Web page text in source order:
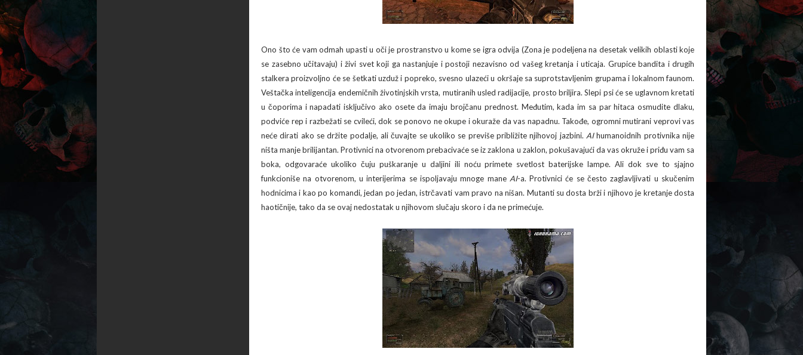
Ono što će vam odmah upasti u oči je prostranstvo u kome se igra odvija (Zona je podeljena na desetak velikih oblasti koje
se zasebno učitavaju) i živi svet koji ga nastanjuje i postoji nezavisno od vašeg kretanja i uticaja. Grupice bandita i drugih
stalkera proizvoljno će se šetkati uzduž i popreko, svesno ulazeći u okršaje sa suprotstavljenim grupama i lokalnom faunom.
Veštačka inteligencija endemičnih životinjskih vrsta, mutiranih usled radijacije, prosto briljira. Slepi psi će se uglavnom kretati
u čoporima i napadati isključivo ako osete da imaju brojčanu prednost. Međutim, kada im sa par hitaca osmudite dlaku,
podviće rep i razbežati se cvileći, dok se ponovo ne okupe i okuraže da vas napadnu. Takođe, ogromni mutirani veprovi vas
neće dirati ako se držite podalje, ali čuvajte se ukoliko se previše približite njihovoj jazbini. AIhumanoidnih protivnika nije
ništa manje brilijantan. Protivnici na otvorenom prebacivaće se iz zaklona u zaklon, pokušavajući da vas okruže i priđu vam sa
boka, odgovaraće ukoliko čuju puškaranje u daljini ili noću primete svetlost baterijske lampe. Ali dok sve to sjajno
funkcioniše na otvorenom, u interijerima se ispoljavaju mnoge mane AI-a. Protivnici će se često zaglavljivati u skučenim
hodnicima i kao po komandi, jedan po jedan, istrčavati vam pravo na nišan. Mutanti su dosta brži i njihovo je kretanje dosta
haotičnije, tako da se ovaj nedostatak u njihovom slučaju skoro i da ne primećuje.